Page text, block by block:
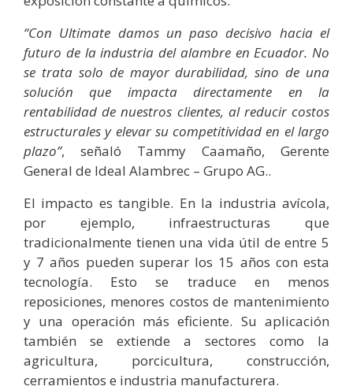
“Con Ultimate damos un paso decisivo hacia el
futuro de la industria del alambre en Ecuador. No
se trata solo de mayor durabilidad, sino de una
solución que impacta directamente en la
rentabilidad de nuestros clientes, al reducir costos
estructurales y elevar su competitividad en el largo
plazo”, señaló Tammy Caamaño, Gerente
General de Ideal Alambrec – Grupo AG..
El impacto es tangible. En la industria avícola,
por ejemplo, infraestructuras que
tradicionalmente tienen una vida útil de entre 5
y 7 años pueden superar los 15 años con esta
tecnología. Esto se traduce en menos
reposiciones, menores costos de mantenimiento
y una operación más eficiente. Su aplicación
también se extiende a sectores como la
agricultura, porcicultura, construcción,
cerramientos e industria manufacturera.